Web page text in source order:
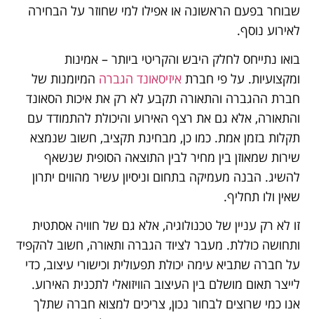
שבוחר בפעם הראשונה או אפילו למי שחוזר על הבחירה
לאירוע נוסף.
בואו נתייחס לחלק היבש והקריטי ביותר – אמינות
ומקצועיות. על פי חברת איזיסאונד הגברה המיומנות של
חברת ההגברה והתאורה תקבע לא רק את איכות הסאונד
והתאורה, אלא גם את רצף האירוע והיכולת להתמודד עם
תקלות בזמן אמת. כמו כן, מבחינת תקציב, חשוב שנמצא
שירות שמאוזן בין מחיר לבין התוצאה הסופית שנשאף
להשיג. הבנה מעמיקה בתחום וניסיון עשיר מהווים יתרון
שאין ולו תחליף.
זו לא רק עניין של טכנולוגיה, אלא גם של חוויה אסתטית
ותחושה כוללת. מעבר לציוד הגברה ותאורה, חשוב להקפיד
על חברה שתביא עימה יכולת תפעולית וכישורי עיצוב, כדי
לייצר תאום מושלם בין העיצוב הוויזואלי לתכנית האירוע.
אנו כמי שרוצים לבחור נכון, צריכים למצוא חברה שתלך